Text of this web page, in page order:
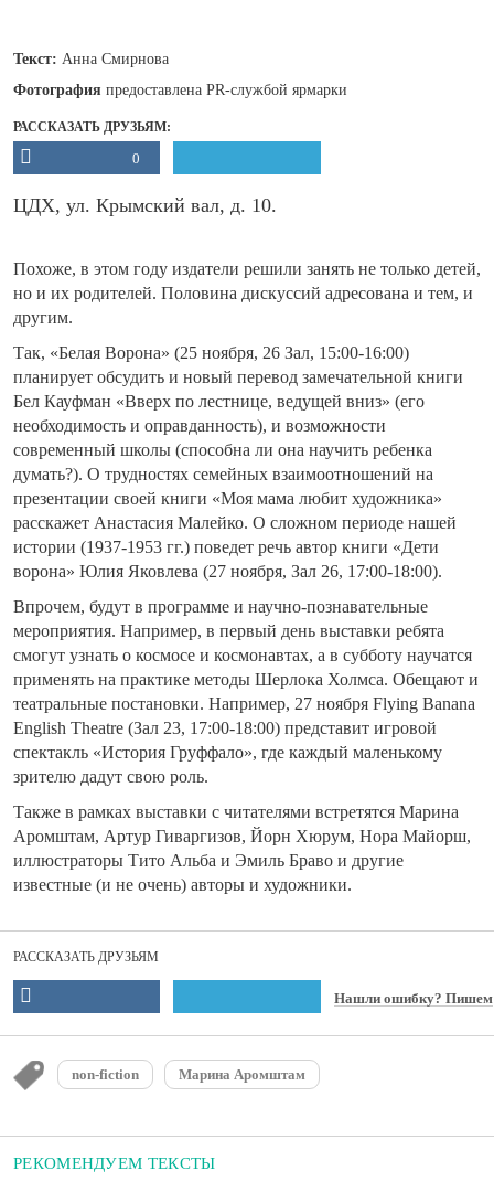
Текст: Анна Смирнова
Фотография предоставлена PR-службой ярмарки
РАССКАЗАТЬ ДРУЗЬЯМ:
0
ЦДХ, ул. Крымский вал, д. 10.
Похоже, в этом году издатели решили занять не только детей,
но и их родителей. Половина дискуссий адресована и тем, и
другим.
Так, «Белая Ворона» (25 ноября, 26 Зал, 15:00-16:00)
планирует обсудить и новый перевод замечательной книги
Бел Кауфман «Вверх по лестнице, ведущей вниз» (его
необходимость и оправданность), и возможности
современный школы (способна ли она научить ребенка
думать?). О трудностях семейных взаимоотношений на
презентации своей книги «Моя мама любит художника»
расскажет Анастасия Малейко. О сложном периоде нашей
истории (1937-1953 гг.) поведет речь автор книги «Дети
ворона» Юлия Яковлева (27 ноября, Зал 26, 17:00-18:00).
Впрочем, будут в программе и научно-познавательные
мероприятия. Например, в первый день выставки ребята
смогут узнать о космосе и космонавтах, а в субботу научатся
применять на практике методы Шерлока Холмса. Обещают и
театральные постановки. Например, 27 ноября Flying Banana
English Theatre (Зал 23, 17:00-18:00) представит игровой
спектакль «История Груффало», где каждый маленькому
зрителю дадут свою роль.
Также в рамках выставки с читателями встретятся Марина
Аромштам, Артур Гиваргизов, Йорн Хюрум, Нора Майорш,
иллюстраторы Тито Альба и Эмиль Браво и другие
известные (и не очень) авторы и художники.
РАССКАЗАТЬ ДРУЗЬЯМ
Нашли ошибку? Пишем
non-fiction Марина Аромштам
РЕКОМЕНДУЕМ ТЕКСТЫ